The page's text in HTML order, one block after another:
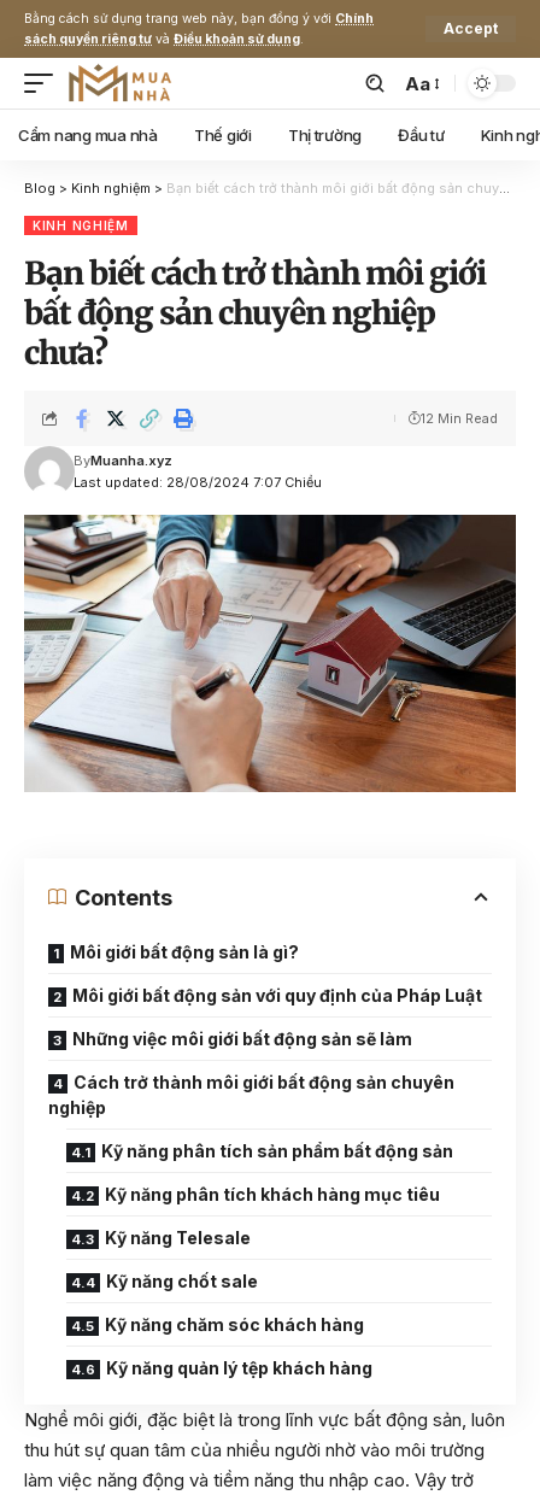
Bằng cách sử dụng trang web này, bạn đồng ý với Chính
sách quyền riêng tư và Điều khoản sử dụng.
Accept
Aa
Cẩm nang mua nhà Thế giới Thị trường Đầu tư Kinh
Blog > Kinh nghiệm > Bạn biết cách trở thành môi giới bất động sản chuyên nghiệp chưa?
KINH NGHIỆM
Bạn biết cách trở thành môi giới
bất động sản chuyên nghiệp
chưa?
Last updated: 28/08/2024 7:07 Chiều
ByMuanha.xyz
12 Min Read
Contents
Môi giới bất động sản là gì?
Môi giới bất động sản với quy định của Pháp Luật
Những việc môi giới bất động sản sẽ làm
Cách trở thành môi giới bất động sản chuyên
nghiệp
Kỹ năng phân tích sản phẩm bất động sản
Kỹ năng phân tích khách hàng mục tiêu
Kỹ năng Telesale
Kỹ năng chốt sale
Kỹ năng chăm sóc khách hàng
Kỹ năng quản lý tệp khách hàng
Nghề môi giới, đặc biệt là trong lĩnh vực bất động sản, luôn
thu hút sự quan tâm của nhiều người nhờ vào môi trường
làm việc năng động và tiềm năng thu nhập cao. Vậy trở